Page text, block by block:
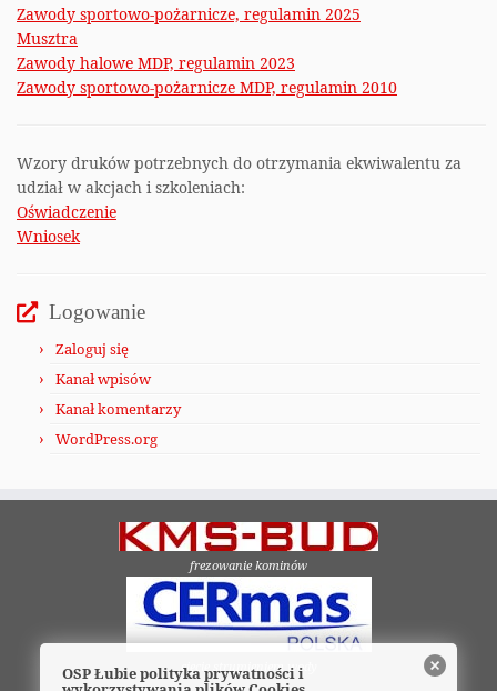
Zawody sportowo-pożarnicze, regulamin 2025
Musztra
Zawody halowe MDP, regulamin 2023
Zawody sportowo-pożarnicze MDP, regulamin 2010
Wzory druków potrzebnych do otrzymania ekwiwalentu za
udział w akcjach i szkoleniach:
Oświadczenie
Wniosek
Logowanie
Zaloguj się
Kanał wpisów
Kanał komentarzy
WordPress.org
frezowanie kominów
cięcie strumieniem wody
OSP Łubie polityka prywatności i